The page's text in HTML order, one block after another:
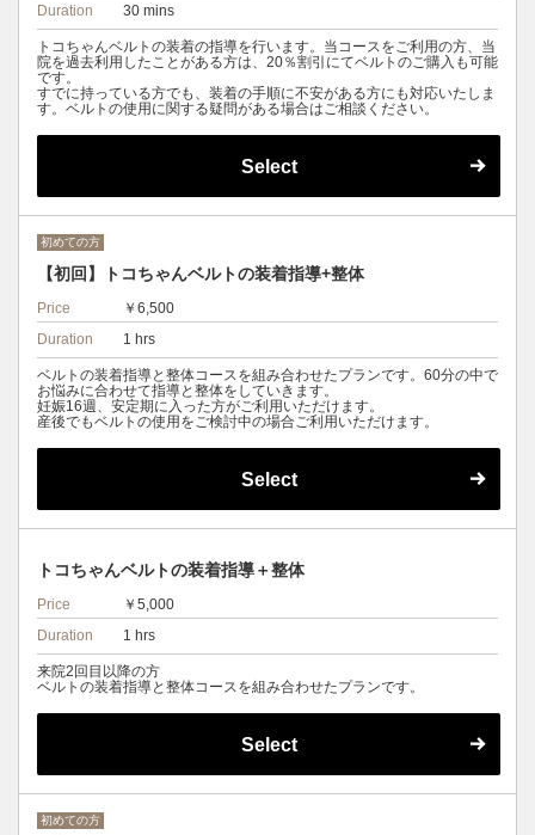
Duration
30 mins
トコちゃんベルトの装着の指導を行います。当コースをご利用の方、当
院を過去利用したことがある方は、20％割引にてベルトのご購入も可能
です。
すでに持っている方でも、装着の手順に不安がある方にも対応いたしま
す。ベルトの使用に関する疑問がある場合はご相談ください。
Select
初めての方
【初回】トコちゃんベルトの装着指導+整体
Price
￥6,500
Duration
1 hrs
ベルトの装着指導と整体コースを組み合わせたプランです。60分の中で
お悩みに合わせて指導と整体をしていきます。
妊娠16週、安定期に入った方がご利用いただけます。
産後でもベルトの使用をご検討中の場合ご利用いただけます。
Select
トコちゃんベルトの装着指導＋整体
Price
￥5,000
Duration
1 hrs
来院2回目以降の方
ベルトの装着指導と整体コースを組み合わせたプランです。
Select
初めての方